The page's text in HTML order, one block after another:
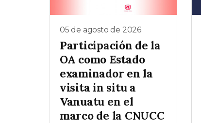
05 de agosto de 2026
Participación de la
OA como Estado
examinador en la
visita in situ a
Vanuatu en el
marco de la CNUCC